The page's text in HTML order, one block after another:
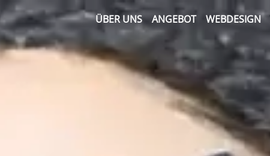
ÜBER UNS ANGEBOT WEBDESIGN